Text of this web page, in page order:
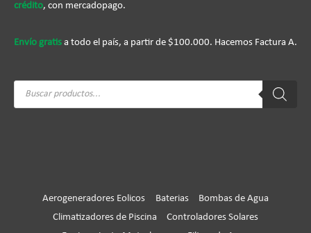
crédito, con mercadopago.
Envío gratis a todo el país, a partir de $100.000. Hacemos Factura A.
Búsqueda
Aerogeneradores Eolicos Baterias
Bombas de Agua
Climatizadores de Piscina
Controladores Solares